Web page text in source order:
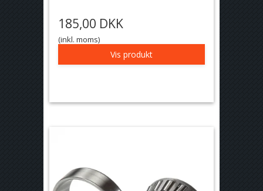
185,00 DKK
(inkl. moms)
Vis produkt